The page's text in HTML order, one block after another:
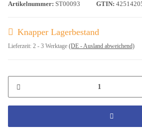
Artikelnummer: ST00093 GTIN:
Knapper Lagerbestand
Lieferzeit: 2 - 3 Werktage (DE - Ausland abweichend)